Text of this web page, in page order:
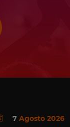
7Agosto 2026